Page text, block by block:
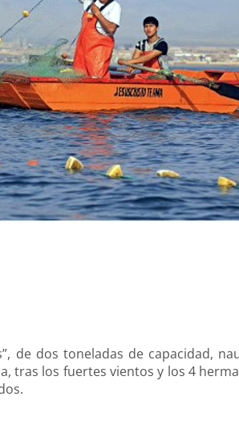
de dos toneladas de capacidad,
tras los fuertes vientos y los 4